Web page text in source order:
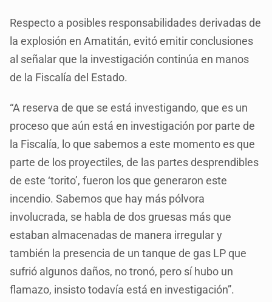
Respecto a posibles responsabilidades derivadas de
la explosión en Amatitán, evitó emitir conclusiones
al señalar que la investigación continúa en manos
de la Fiscalía del Estado.
“A reserva de que se está investigando, que es un
proceso que aún está en investigación por parte de
la Fiscalía, lo que sabemos a este momento es que
parte de los proyectiles, de las partes desprendibles
de este ‘torito’, fueron los que generaron este
incendio. Sabemos que hay más pólvora
involucrada, se habla de dos gruesas más que
estaban almacenadas de manera irregular y
también la presencia de un tanque de gas LP que
sufrió algunos daños, no tronó, pero sí hubo un
flamazo, insisto todavía está en investigación”.